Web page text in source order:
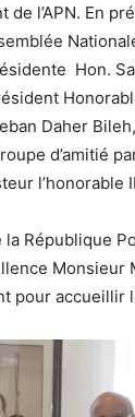
de l’APN. En
Hon.
Daher
d’amitié
l’honorable
la République
Monsieur
pour accueillir